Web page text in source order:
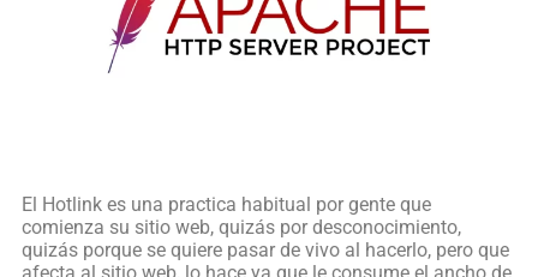
El Hotlink es una practica habitual por gente que
comienza su sitio web, quizás por desconocimiento,
quizás porque se quiere pasar de vivo al hacerlo, pero que